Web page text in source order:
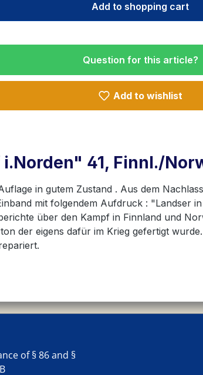
Add to shopping cart
Question for this article?
Add to wishlist
41, Finnl./
in gutem Zustand . Aus dem
mit folgendem Aufdruck : "Landser
über den Kampf in Finnland und
der eigens dafür im Krieg gefertigt
of § 86 and §